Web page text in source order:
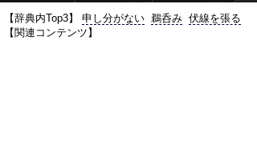
【辞典内Top3】 申し分がない 鵜呑み 伏線を張る
【関連コンテンツ】